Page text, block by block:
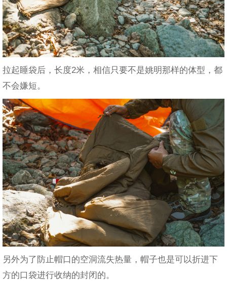
拉起睡袋后，长度2米，相信只要不是姚明那样的体型，都
不会嫌短。
另外为了防止帽口的空洞流失热量，帽子也是可以折进下
方的口袋进行收纳的封闭的。